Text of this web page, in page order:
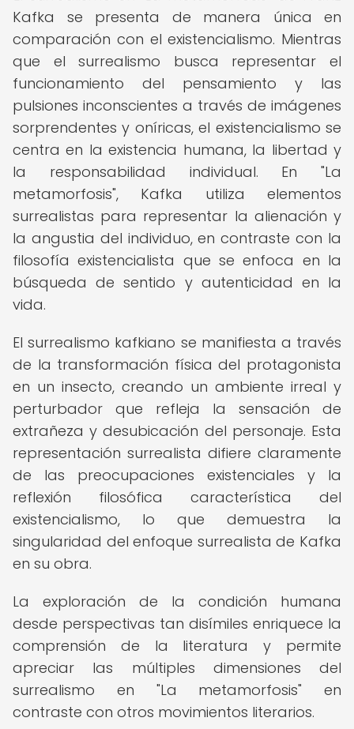
Kafka se presenta de manera única en
comparación con el existencialismo. Mientras
que el surrealismo busca representar el
funcionamiento del pensamiento y las
pulsiones inconscientes a través de imágenes
sorprendentes y oníricas, el existencialismo se
centra en la existencia humana, la libertad y
la responsabilidad individual. En "La
metamorfosis", Kafka utiliza elementos
surrealistas para representar la alienación y
la angustia del individuo, en contraste con la
filosofía existencialista que se enfoca en la
búsqueda de sentido y autenticidad en la
vida.
El surrealismo kafkiano se manifiesta a través
de la transformación física del protagonista
en un insecto, creando un ambiente irreal y
perturbador que refleja la sensación de
extrañeza y desubicación del personaje. Esta
representación surrealista difiere claramente
de las preocupaciones existenciales y la
reflexión filosófica característica del
existencialismo, lo que demuestra la
singularidad del enfoque surrealista de Kafka
en su obra.
La exploración de la condición humana
desde perspectivas tan disímiles enriquece la
comprensión de la literatura y permite
apreciar las múltiples dimensiones del
surrealismo en "La metamorfosis" en
contraste con otros movimientos literarios.